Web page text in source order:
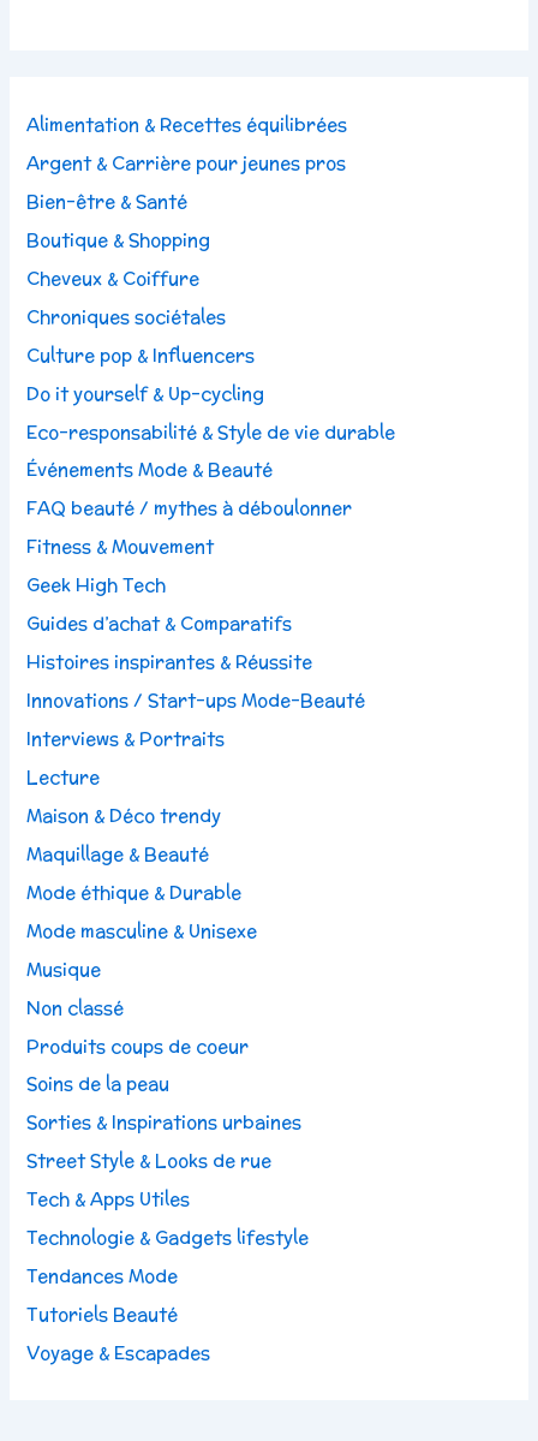
Alimentation & Recettes équilibrées
Argent & Carrière pour jeunes pros
Bien-être & Santé
Boutique & Shopping
Cheveux & Coiffure
Chroniques sociétales
Culture pop & Influencers
Do it yourself & Up-cycling
Eco-responsabilité & Style de vie durable
Événements Mode & Beauté
FAQ beauté / mythes à déboulonner
Fitness & Mouvement
Geek High Tech
Guides d’achat & Comparatifs
Histoires inspirantes & Réussite
Innovations / Start-ups Mode-Beauté
Interviews & Portraits
Lecture
Maison & Déco trendy
Maquillage & Beauté
Mode éthique & Durable
Mode masculine & Unisexe
Musique
Non classé
Produits coups de coeur
Soins de la peau
Sorties & Inspirations urbaines
Street Style & Looks de rue
Tech & Apps Utiles
Technologie & Gadgets lifestyle
Tendances Mode
Tutoriels Beauté
Voyage & Escapades